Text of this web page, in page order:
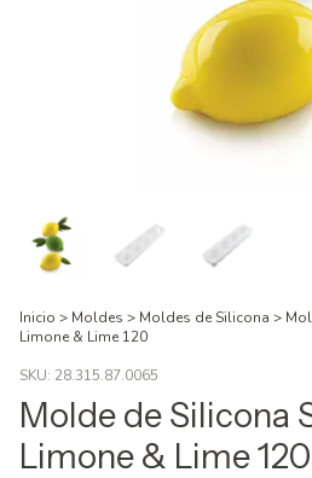
Inicio > Moldes > Moldes de Silicona >
Limone & Lime 120
SKU: 28.315.87.0065
Molde de Silicona
Limone & Lime 120